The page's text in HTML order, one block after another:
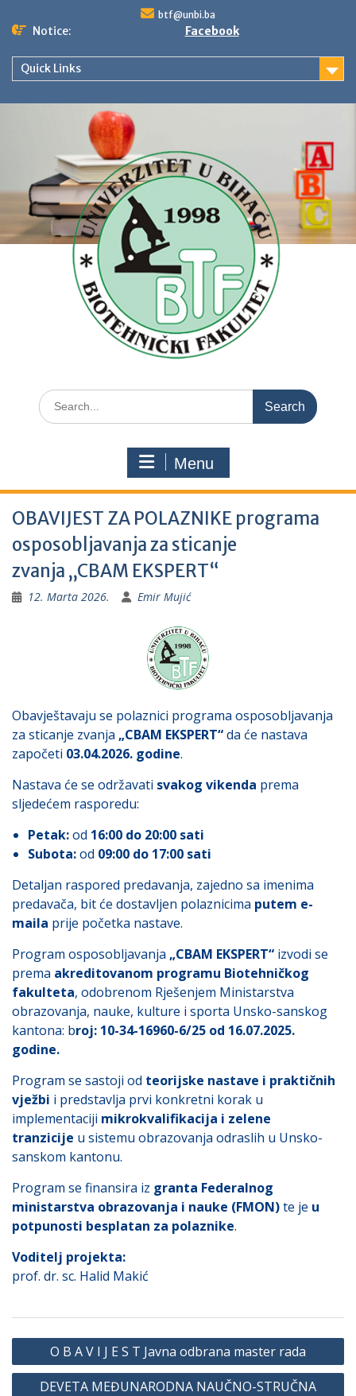
btf@unbi.ba
Notice: Facebook
Quick Links
Search
for:
Menu
OBAVIJEST ZA POLAZNIKE programa
osposobljavanja za sticanje
zvanja „CBAM EKSPERT“
12. Marta 2026. Emir Mujić
Obavještavaju se polaznici programa osposobljavanja
za sticanje zvanja „CBAM EKSPERT“da će nastava
započeti 03.04.2026. godine.
Nastava će se održavati svakog vikenda prema
sljedećem rasporedu:
Petak:od 16:00 do 20:00 sati
Subota:od 09:00 do 17:00 sati
Detaljan raspored predavanja, zajedno sa imenima
predavača, bit će dostavljen polaznicima putem e-
maila prije početka nastave.
Program osposobljavanja „CBAM EKSPERT“ izvodi se
prema akreditovanom programu Biotehničkog
fakulteta, odobrenom Rješenjem Ministarstva
obrazovanja, nauke, kulture i sporta Unsko-sanskog
kantona: broj: 10-34-16960-6/25 od 16.07.2025.
godine.
Program se sastoji od teorijske nastave i praktičnih
vježbi i predstavlja prvi konkretni korak u
implementaciji mikrokvalifikacija i zelene
tranzicije u sistemu obrazovanja odraslih u Unsko-
sanskom kantonu.
Program se finansira iz granta Federalnog
ministarstva obrazovanja i nauke (FMON)te je u
potpunosti besplatan za polaznike.
Voditelj projekta:
prof. dr. sc. Halid Makić
Navigacija
članaka
O B A V I J E S T Javna odbrana master rada
DEVETA MEĐUNARODNA NAUČNO-STRUČNA